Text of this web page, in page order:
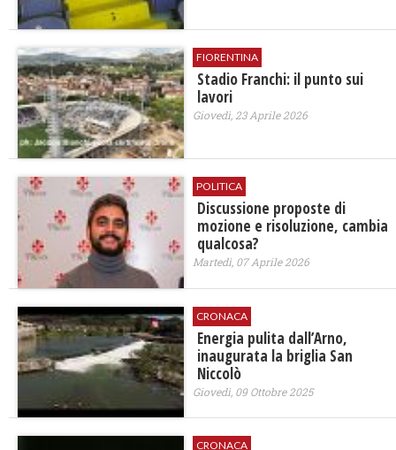
FIORENTINA
Stadio Franchi: il punto sui
lavori
Giovedì, 23 Aprile 2026
POLITICA
Discussione proposte di
mozione e risoluzione, cambia
qualcosa?
Martedì, 07 Aprile 2026
CRONACA
Energia pulita dall’Arno,
inaugurata la briglia San
Niccolò
Giovedì, 09 Ottobre 2025
CRONACA